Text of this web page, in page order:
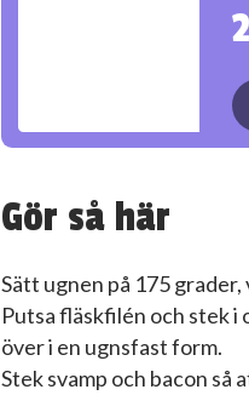
Gör så här
Sätt ugnen på 175
Putsa fläskfilén och stek i
över i en ugnsfast form.
Stek svamp och bacon